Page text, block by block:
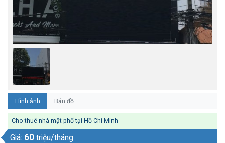
Hình ảnh Bản đồ
Cho thuê nhà mặt phố tại Hồ Chí Minh
Giá: 60 triệu/tháng